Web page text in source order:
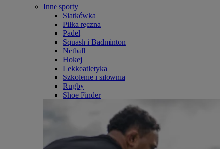
Inne sporty
Siatkówka
Piłka ręczna
Padel
Squash i Badminton
Netball
Hokej
Lekkoatletyka
Szkolenie i siłownia
Rugby
Shoe Finder